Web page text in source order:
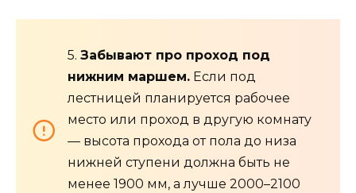
5. Забывают про проход под
нижним маршем. Если под
лестницей планируется рабочее
место или проход в другую комнату
— высота прохода от пола до низа
нижней ступени должна быть не
менее 1900 мм, а лучше 2000–2100